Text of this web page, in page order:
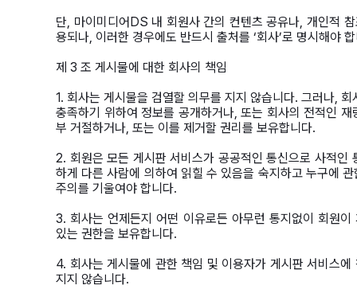
단, 마이미디어DS 내 회원사 간의 컨텐츠 공유나, 개인적
용되나, 이러한 경우에도 반드시 출처를 ‘회사’로 명시해야
제 3 조 게시물에 대한 회사의 책임
1. 회사는 게시물을 검열할 의무를 지지 않습니다. 그러나,
충족하기 위하여 정보를 공개하거나, 또는 회사의 전적인
부 거절하거나, 또는 이를 제거할 권리를 보유합니다.
2. 회원은 모든 게시판 서비스가 공공적인 통신으로 사적
하게 다른 사람에 의하여 읽힐 수 있음을 숙지하고 누구에
주의를 기울여야 합니다.
3. 회사는 언제든지 어떤 이유로든 아무런 통지없이 회원
있는 권한을 보유합니다.
4. 회사는 게시물에 관한 책임 및 이용자가 게시판 서비스
지지 않습니다.